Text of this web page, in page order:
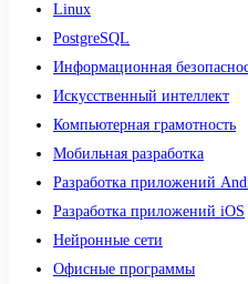
Linux
PostgreSQL
Информационная
Искусственный интеллект
Компьютерная грамотность
Мобильная разработка
Разработка приложений
Разработка приложений iOS
Нейронные сети
Офисные программы